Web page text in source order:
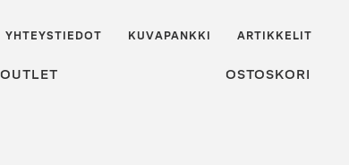
OUTLET OSTOSKORI
YHTEYSTIEDOT KUVAPANKKI ARTIKKELIT